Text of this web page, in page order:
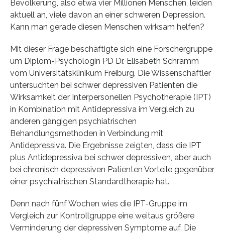
Bevölkerung, also etwa vier Millionen Menschen, leiden
aktuell an, viele davon an einer schweren Depression.
Kann man gerade diesen Menschen wirksam helfen?
Mit dieser Frage beschäftigte sich eine Forschergruppe
um Diplom-Psychologin PD Dr. Elisabeth Schramm
vom Universitätsklinikum Freiburg. Die Wissenschaftler
untersuchten bei schwer depressiven Patienten die
Wirksamkeit der Interpersonellen Psychotherapie (IPT)
in Kombination mit Antidepressiva im Vergleich zu
anderen gängigen psychiatrischen
Behandlungsmethoden in Verbindung mit
Antidepressiva. Die Ergebnisse zeigten, dass die IPT
plus Antidepressiva bei schwer depressiven, aber auch
bei chronisch depressiven Patienten Vorteile gegenüber
einer psychiatrischen Standardtherapie hat.
Denn nach fünf Wochen wies die IPT-Gruppe im
Vergleich zur Kontrollgruppe eine weitaus größere
Verminderung der depressiven Symptome auf. Die